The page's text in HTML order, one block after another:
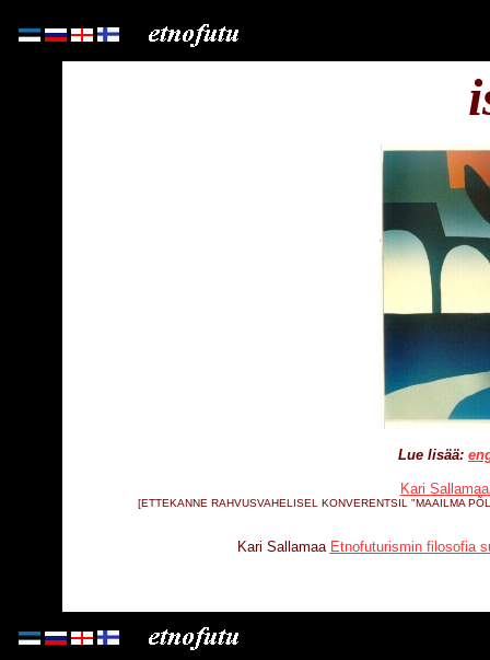
Lue lisää:
Kari
[ETTEKANNE RAHVUSVAHELISEL KONVERENTSIL "MAAILMA
Kari Sallamaa Etnofuturismin filosofia